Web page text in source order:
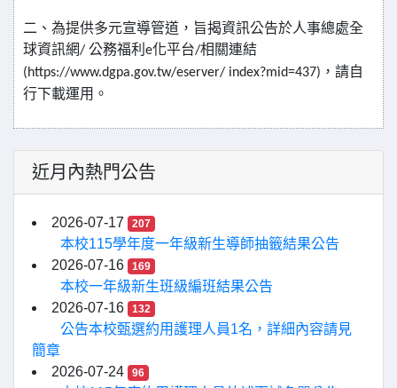
二、為提供多元宣導管道，旨揭資訊公告於人事總處全
球資訊網/ 公務福利 e化平台/相關連結
(https://www.dgpa.gov.tw/eserver/ index?mid=437) ，請自
行下載運用。
近月內熱門公告
2026-07-17 207
本校115學年度一年級新生導師抽籤結果公告
2026-07-16
169
本校一年級新生班級編班結果公告
2026-07-16
132
公告本校甄選約用護理人員1名，詳細內容請見
簡章
2026-07-24
96